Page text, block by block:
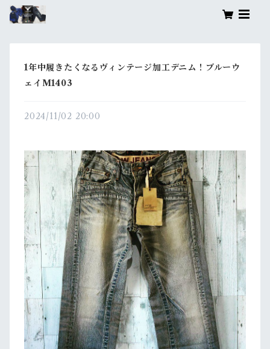
1年中履きたくなるヴィンテージ加工デニム！ブルーウ
ェイM1403
2024/11/02 20:00